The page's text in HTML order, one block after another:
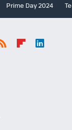
Prime Day 2024